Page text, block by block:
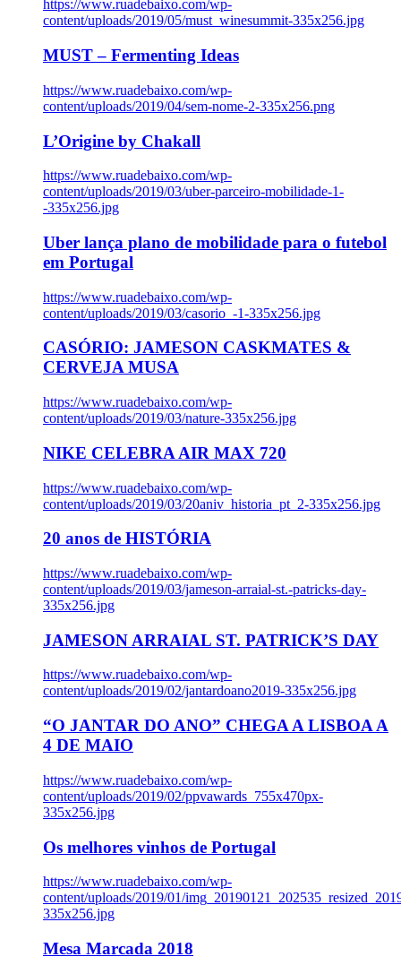
https://www.ruadebaixo.com/wp-
content/uploads/2019/05/must_winesummit-335x256.jpg
MUST – Fermenting Ideas
https://www.ruadebaixo.com/wp-
content/uploads/2019/04/sem-nome-2-335x256.png
L’Origine by Chakall
https://www.ruadebaixo.com/wp-
content/uploads/2019/03/uber-parceiro-mobilidade-1-
-335x256.jpg
Uber lança plano de mobilidade para o futebol
em Portugal
https://www.ruadebaixo.com/wp-
content/uploads/2019/03/casorio_-1-335x256.jpg
CASÓRIO: JAMESON CASKMATES &
CERVEJA MUSA
https://www.ruadebaixo.com/wp-
content/uploads/2019/03/nature-335x256.jpg
NIKE CELEBRA AIR MAX 720
https://www.ruadebaixo.com/wp-
content/uploads/2019/03/20aniv_historia_pt_2-335x256.jpg
20 anos de HISTÓRIA
https://www.ruadebaixo.com/wp-
content/uploads/2019/03/jameson-arraial-st.-patricks-day-
335x256.jpg
JAMESON ARRAIAL ST. PATRICK’S DAY
https://www.ruadebaixo.com/wp-
content/uploads/2019/02/jantardoano2019-335x256.jpg
“O JANTAR DO ANO” CHEGA A LISBOA A
4 DE MAIO
https://www.ruadebaixo.com/wp-
content/uploads/2019/02/ppvawards_755x470px-
335x256.jpg
Os melhores vinhos de Portugal
https://www.ruadebaixo.com/wp-
content/uploads/2019/01/
335x256.jpg
Mesa Marcada 2018